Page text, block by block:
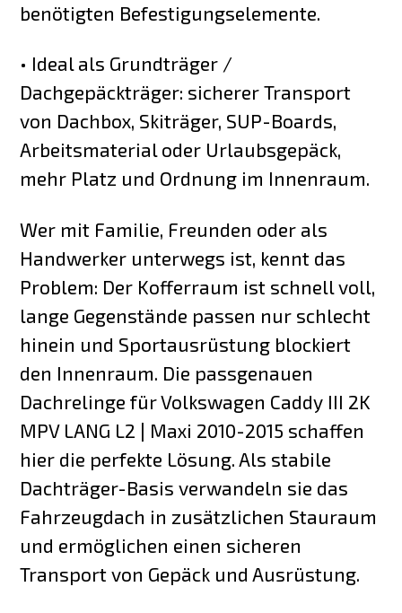
benötigten Befestigungselemente.
• Ideal als Grundträger /
Dachgepäckträger: sicherer Transport
von Dachbox, Skiträger, SUP-Boards,
Arbeitsmaterial oder Urlaubsgepäck,
mehr Platz und Ordnung im Innenraum.
Wer mit Familie, Freunden oder als
Handwerker unterwegs ist, kennt das
Problem: Der Kofferraum ist schnell voll,
lange Gegenstände passen nur schlecht
hinein und Sportausrüstung blockiert
den Innenraum. Die passgenauen
Dachrelinge für Volkswagen Caddy III 2K
MPV LANG L2 | Maxi 2010-2015 schaffen
hier die perfekte Lösung. Als stabile
Dachträger-Basis verwandeln sie das
Fahrzeugdach in zusätzlichen Stauraum
und ermöglichen einen sicheren
Transport von Gepäck und Ausrüstung.